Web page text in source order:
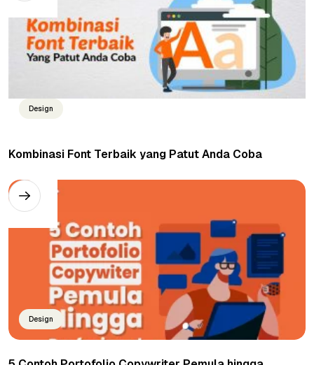
Design
Kombinasi Font Terbaik yang Patut Anda Coba
Design